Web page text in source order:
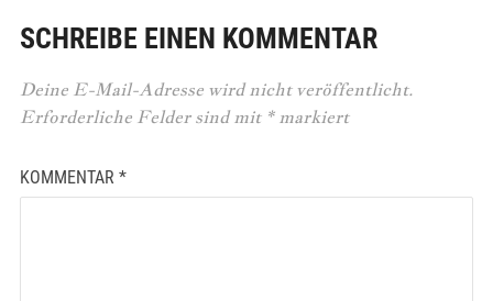
SCHREIBE EINEN KOMMENTAR
Deine E-Mail-Adresse wird nicht veröffentlicht.
Erforderliche Felder sind mit *markiert
KOMMENTAR *